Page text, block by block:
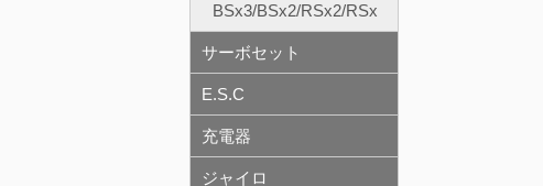
BSx3/BSx2/RSx2/RSx
サーボセット
E.S.C
充電器
ジャイロ